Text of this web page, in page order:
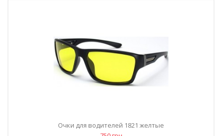
Очки для водителей 1821 желтые